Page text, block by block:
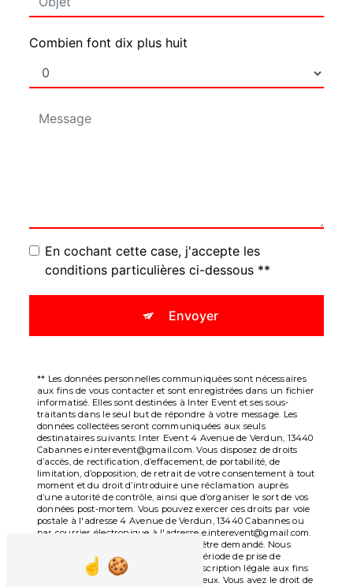
Combien font dix plus huit
En cochant cette case, j'accepte les
conditions particulières ci-dessous **
Envoyer
** Les données personnelles communiquées sont nécessaires
aux fins de vous contacter et sont enregistrées dans un fichier
informatisé. Elles sont destinées à Inter Event et ses sous-
traitants dans le seul but de répondre à votre message. Les
données collectées seront communiquées aux seuls
destinataires suivants: Inter Event 4 Avenue de Verdun, 13440
Cabannes e.interevent@gmail.com. Vous disposez de droits
d’accès, de rectification, d’effacement, de portabilité, de
limitation, d’opposition, de retrait de votre consentement à tout
moment et du droit d’introduire une réclamation auprès
d’une autorité de contrôle, ainsi que d’organiser le sort de vos
données post-mortem. Vous pouvez exercer ces droits par voie
postale à l'adresse 4 Avenue de Verdun, 13440 Cabannes ou
par courrier électronique à l'adresse e.interevent@gmail.com.
Un justificatif d'identité pourra vous être demandé. Nous
conservons vos données pendant la période de prise de
contact puis pendant la durée de prescription légale aux fins
probatoires et de gestion des contentieux. Vous avez le droit de